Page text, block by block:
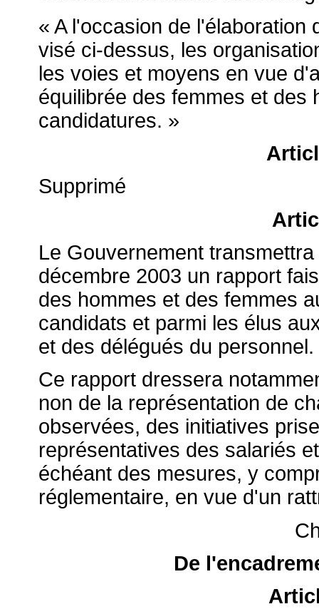
« A l'occasion de
visé ci-dessus, les
les voies et moyens en vue
équilibrée des femmes et des
candidatures. »
Supprimé
Le Gouvernement
décembre 2003 un rapport
des hommes et des femmes
candidats et parmi les élus
et des délégués du personnel.
Ce rapport dressera
non de la représentation de
observées, des initiatives
représentatives des salariés
échéant des mesures, y
réglementaire, en vue d'un
De